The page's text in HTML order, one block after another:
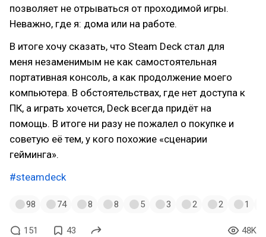
позволяет не отрываться от проходимой игры.
Неважно, где я: дома или на работе.
В итоге хочу сказать, что Steam Deck стал для
меня незаменимым не как самостоятельная
портативная консоль, а как продолжение моего
компьютера. В обстоятельствах, где нет доступа к
ПК, а играть хочется, Deck всегда придёт на
помощь. В итоге ни разу не пожалел о покупке и
советую её тем, у кого похожие «сценарии
гейминга».
#steamdeck
98 74 8 8 5 3 2 2 1
151 43 48K